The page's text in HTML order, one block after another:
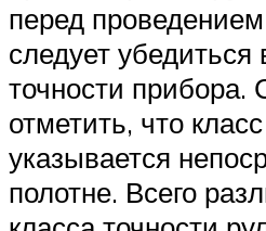
перед
следует убедиться
точности прибора.
отметить, что
указывается
полотне. Всего